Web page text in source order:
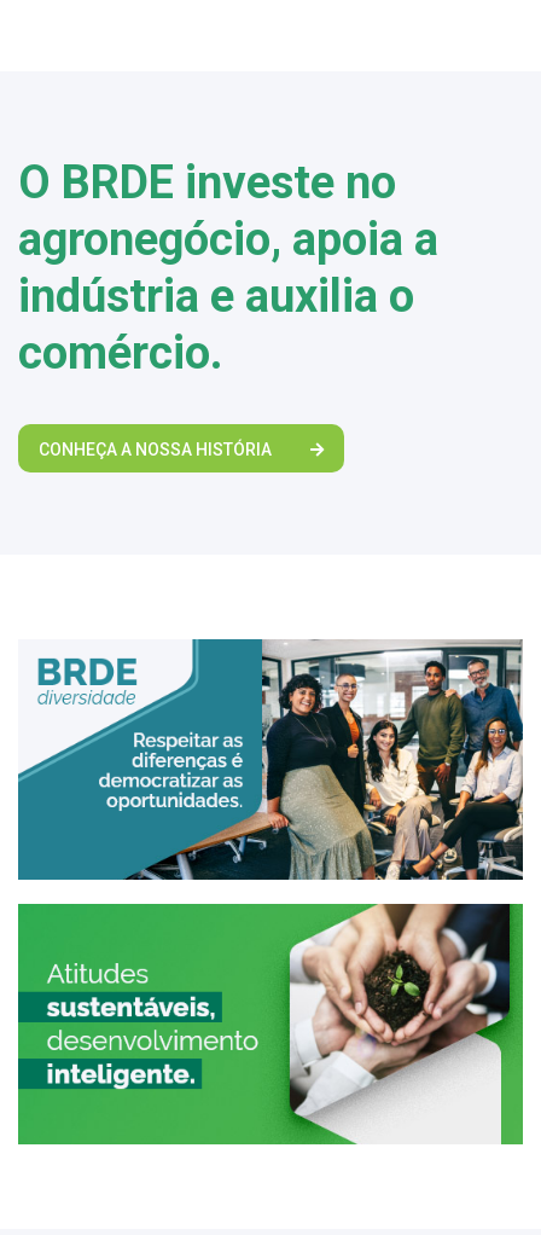
O BRDE investe no
agronegócio, apoia a
indústria e auxilia o
comércio.
CONHEÇA A NOSSA HISTÓRIA